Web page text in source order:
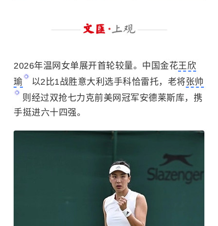
2026年温网女单展开首轮较量。中国金花王欣
瑜
以2比1战胜意大利选手科恰雷托，老将张帅
则经过双抢七力克前美网冠军安德莱斯库，携
手挺进六十四强。